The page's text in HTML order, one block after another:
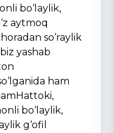
bo‘laylik,
aytmoq
so‘raylik
yashab
ham
bo‘laylik,
g‘ofil